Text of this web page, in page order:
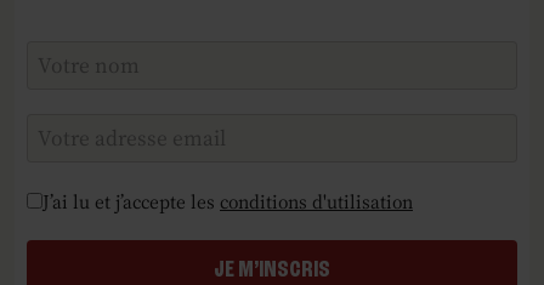
Checkboxes*
J’ai lu et j’accepte les conditions d'utilisation
JE M’INSCRIS